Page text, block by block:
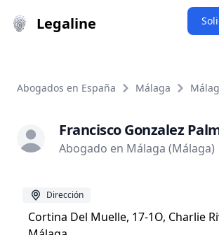
Legaline
Abogados en España Málaga
Francisco Gonzalez
Abogado en Málaga (Málaga)
Dirección
Cortina Del Muelle, 17-1O, Charlie